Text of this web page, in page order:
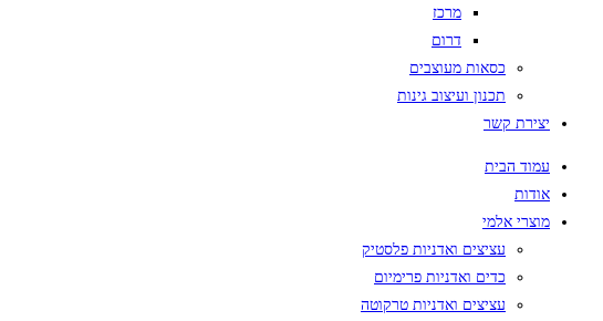
מרכז
דרום
כסאות מעוצבים
תכנון ועיצוב גינות
יצירת קשר
עמוד הבית
אודות
מוצרי אלמי
עציצים ואדניות פלסטיק
כדים ואדניות פרימיום
עציצים ואדניות טרקוטה